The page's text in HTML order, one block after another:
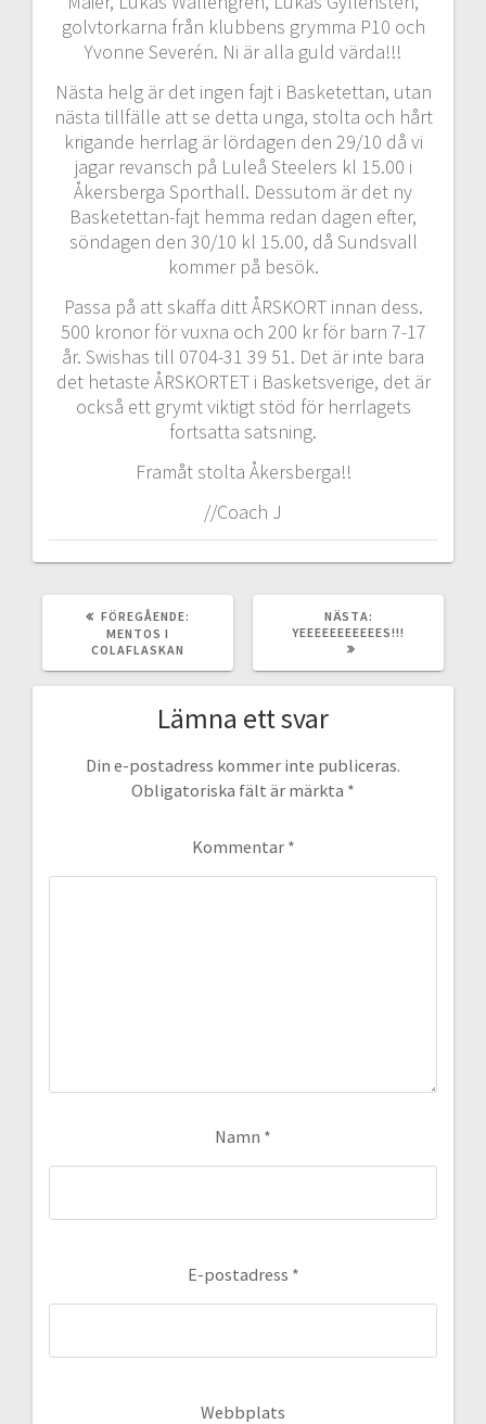
golvtorkarna från klubbens grymma P10 och
Yvonne Severén. Ni är alla guld värda!!!
Nästa helg är det ingen fajt i Basketettan, utan
nästa tillfälle att se detta unga, stolta och hårt
krigande herrlag är lördagen den 29/10 då vi
jagar revansch på Luleå Steelers kl 15.00 i
Åkersberga Sporthall. Dessutom är det ny
Basketettan-fajt hemma redan dagen efter,
söndagen den 30/10 kl 15.00, då Sundsvall
kommer på besök.
Passa på att skaffa ditt ÅRSKORT innan dess.
500 kronor för vuxna och 200 kr för barn 7-17
år. Swishas till 0704-31 39 51. Det är inte bara
det hetaste ÅRSKORTET i Basketsverige, det är
också ett grymt viktigt stöd för herrlagets
fortsatta satsning.
Framåt stolta Åkersberga!!
//Coach J
FÖREGÅENDE:
MENTOS I
COLAFLASKAN
NÄSTA:
INLÄGG:
YEEEEEEEEEEES!!!
Lämna ett svar
Din e-postadress kommer inte publiceras.
Obligatoriska fält är märkta *
Kommentar *
Namn *
E-postadress *
Webbplats